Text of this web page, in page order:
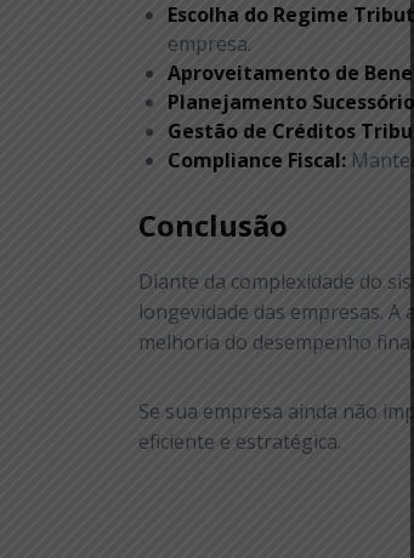
Escolha do Regime
empresa.
Aproveitamento de
Planejamento
Gestão de Créditos
Compliance Fiscal:
Conclusão
Diante da complexidade do
longevidade das empresas.
melhoria do desempenho
Se sua empresa ainda não
eficiente e estratégica.